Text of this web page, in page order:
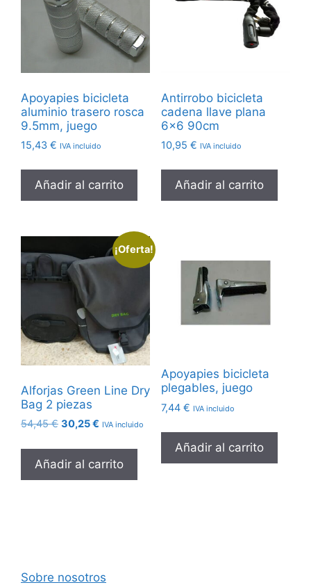
Apoyapies bicicleta
aluminio trasero rosca
9.5mm, juego
15,43 € IVA incluido
Añadir al carrito
Antirrobo bicicleta
cadena llave plana
6×6 90cm
10,95 € IVA incluido
Añadir al carrito
¡Oferta!
Alforjas Green Line Dry
Bag 2 piezas
54,45€ El
original
era:
54,45 €.
30,25€ El
actual
es:
30,25 €.
IVA incluido
Añadir al carrito
Apoyapies bicicleta
plegables, juego
7,44 € IVA incluido
Añadir al carrito
Sobre nosotros